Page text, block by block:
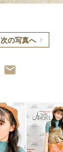
次の写真へ